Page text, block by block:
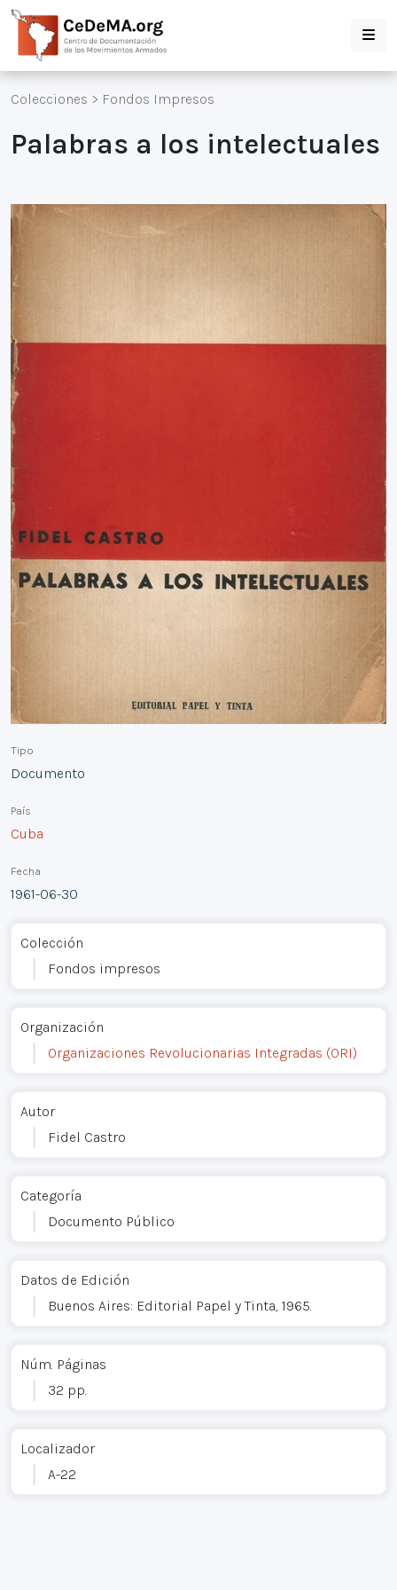
Colecciones > Fondos Impresos
Palabras a los intelectuales
Tipo
Documento
País
Cuba
Fecha
1961-06-30
Colección
Fondos impresos
Organización
Organizaciones Revolucionarias Integradas (ORI)
Autor
Fidel Castro
Categoría
Documento Público
Datos de Edición
Buenos Aires: Editorial Papel y Tinta, 1965.
Núm. Páginas
32 pp.
Localizador
A-22